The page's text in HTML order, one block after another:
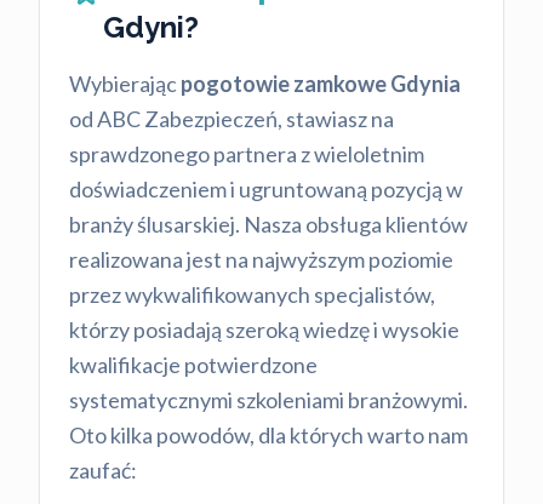
Gdyni?
Wybierającpogotowie zamkowe Gdynia
od ABC Zabezpieczeń, stawiasz na
sprawdzonego partnera z wieloletnim
doświadczeniem i ugruntowaną pozycją w
branży ślusarskiej. Nasza obsługa klientów
realizowana jest na najwyższym poziomie
przez wykwalifikowanych specjalistów,
którzy posiadają szeroką wiedzę i wysokie
kwalifikacje potwierdzone
systematycznymi szkoleniami branżowymi.
Oto kilka powodów, dla których warto nam
zaufać: